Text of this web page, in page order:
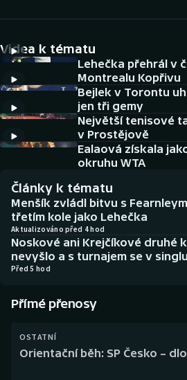
Cyklistika
DALŠÍ SPORTY
Americký fotbal
Baseball a softbal
Biatlon
Boby a skeleton
Curling
Dostihy
NEPŘEHLÉDNĚTE
Soutěže
Aplikace ČT sport
AZ kvíz
Videa k tématu
Lehečka přehrál v
Montrealu Kopřivu
Bejlek v Torontu
jen tři gemy
Největší tenisové
v Prostějově
Ealaová získala
okruhu WTA
Články k tématu
Menšík zvládl bitvu s
třetím kole jako Lehečka
Aktualizováno před 4 hod
Noskové ani Krejčíkové druhé
nevyšlo a s turnajem se v
Před 5 hod
Přímé přenosy
OSTATNÍ
Orientační běh: SP Česko –